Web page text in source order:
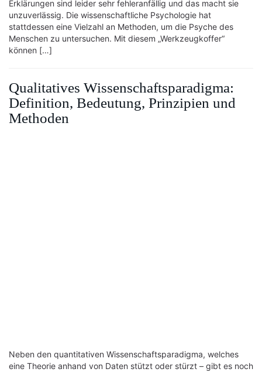
Erklärungen sind leider sehr fehleranfällig und das macht sie
unzuverlässig. Die wissenschaftliche Psychologie hat
stattdessen eine Vielzahl an Methoden, um die Psyche des
Menschen zu untersuchen. Mit diesem „Werkzeugkoffer“
können […]
Qualitatives Wissenschaftsparadigma:
Definition, Bedeutung, Prinzipien und
Methoden
Neben den quantitativen Wissenschaftsparadigma, welches
eine Theorie anhand von Daten stützt oder stürzt – gibt es noch